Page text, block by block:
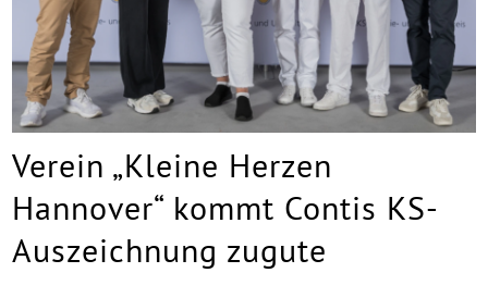
Verein „Kleine Herzen
Hannover“ kommt Contis KS-
Auszeichnung zugute